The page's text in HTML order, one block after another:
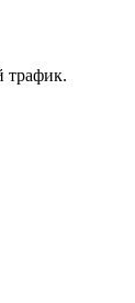
трафик.